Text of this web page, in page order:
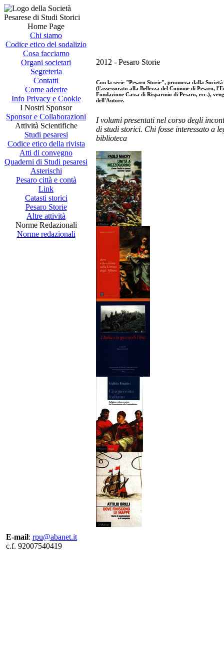
Home Page
Chi siamo
Codice etico del sodalizio
Cosa facciamo
Organi societari
Segreteria
Contatti
Come aderire
Info Privacy e Cookie
I Nostri Sponsor
Sponsor e Collaborazioni
Attività Scientifiche
Studi pesaresi
Codice etico della rivista
Atti di convegno
Quaderni di Studi pesaresi
Asterischi
Pesaro città e contà
Link
Catasti storici
Pesaro Storie
Altre attività
Norme Redazionali
Norme redazionali
2012 - Pesaro Storie
Con la serie "Pesaro Storie", promossa dalla
(l'assessorato alla Bellezza del Comune di
Fondazione Cassa di Risparmio di Pesaro, ecc.),
dell'Autore.
I volumi presentati nel corso degli
di studi storici. Chi fosse interessato a
biblioteca
E-mail: rpu@abanet.it
c.f. 92007540419